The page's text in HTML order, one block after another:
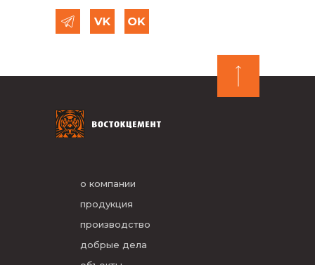
о компании
продукция
производство
добрые дела